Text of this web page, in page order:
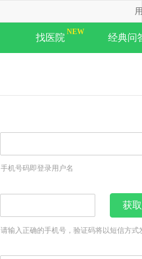
找医院 经典问
手机号码即登录用户名
获
请输入正确的手机号，验证码将以短信方式